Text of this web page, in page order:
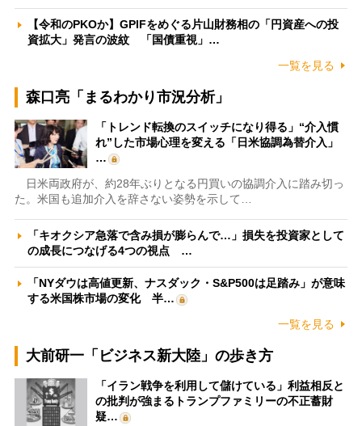
【令和のPKOか】GPIFをめぐる片山財務相の「円資産への投
資拡大」発言の波紋 「国債重視」…
一覧を見る
森口亮「まるわかり市況分析」
「トレンド転換のスイッチになり得る」“介入慣
れ”した市場心理を変える「日米協調為替介入」
…
日米両政府が、約28年ぶりとなる円買いの協調介入に踏み切っ
た。米国も追加介入を辞さない姿勢を示して…
「キオクシア急落で含み損が膨らんで…」損失を投資家として
の成長につなげる4つの視点 …
「NYダウは高値更新、ナスダック・S&P500は足踏み」が意味
する米国株市場の変化 半…
一覧を見る
大前研一「ビジネス新大陸」の歩き方
「イラン戦争を利用して儲けている」利益相反と
の批判が強まるトランプファミリーの不正蓄財
疑…